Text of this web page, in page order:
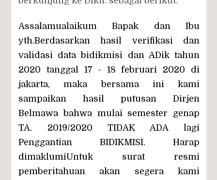
Assalamualaikum Bapak dan Ibu
yth.Berdasarkan hasil verifikasi dan
validasi data bidikmisi dan ADik tahun
2020 tanggal 17 - 18 februari 2020 di
jakarta, maka bersama ini kami
sampaikan hasil putusan Dirjen
Belmawa bahwa mulai semester genap
TA. 2019/2020 TIDAK ADA lagi
Penggantian BIDIKMISI. Harap
dimaklumiUntuk surat resmi
pemberitahuan akan segera kami